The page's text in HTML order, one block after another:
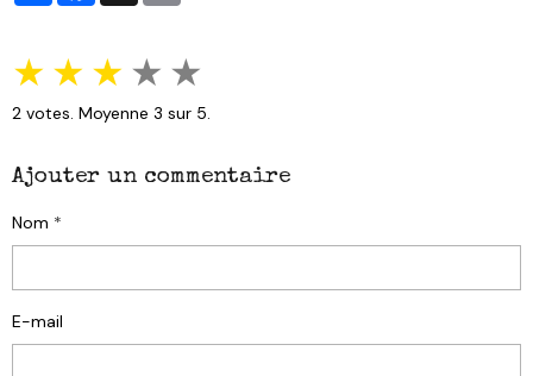
★★★★ ★
2 votes. Moyenne 3 sur 5.
Ajouter un commentaire
Nom
E-mail